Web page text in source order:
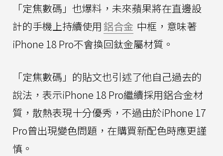
「定焦數碼」也爆料，未來蘋果將在直邊設
計的手機上持續使用鋁合金 中框，意味著
iPhone 18 Pro不會換回鈦金屬材質。
「定焦數碼」的貼文也引述了他自己過去的
說法，表示iPhone 18 Pro繼續採用鋁合金材
質，散熱表現十分優秀，不過由於iPhone 17
Pro曾出現變色問題，在購買新配色時應更謹
慎。